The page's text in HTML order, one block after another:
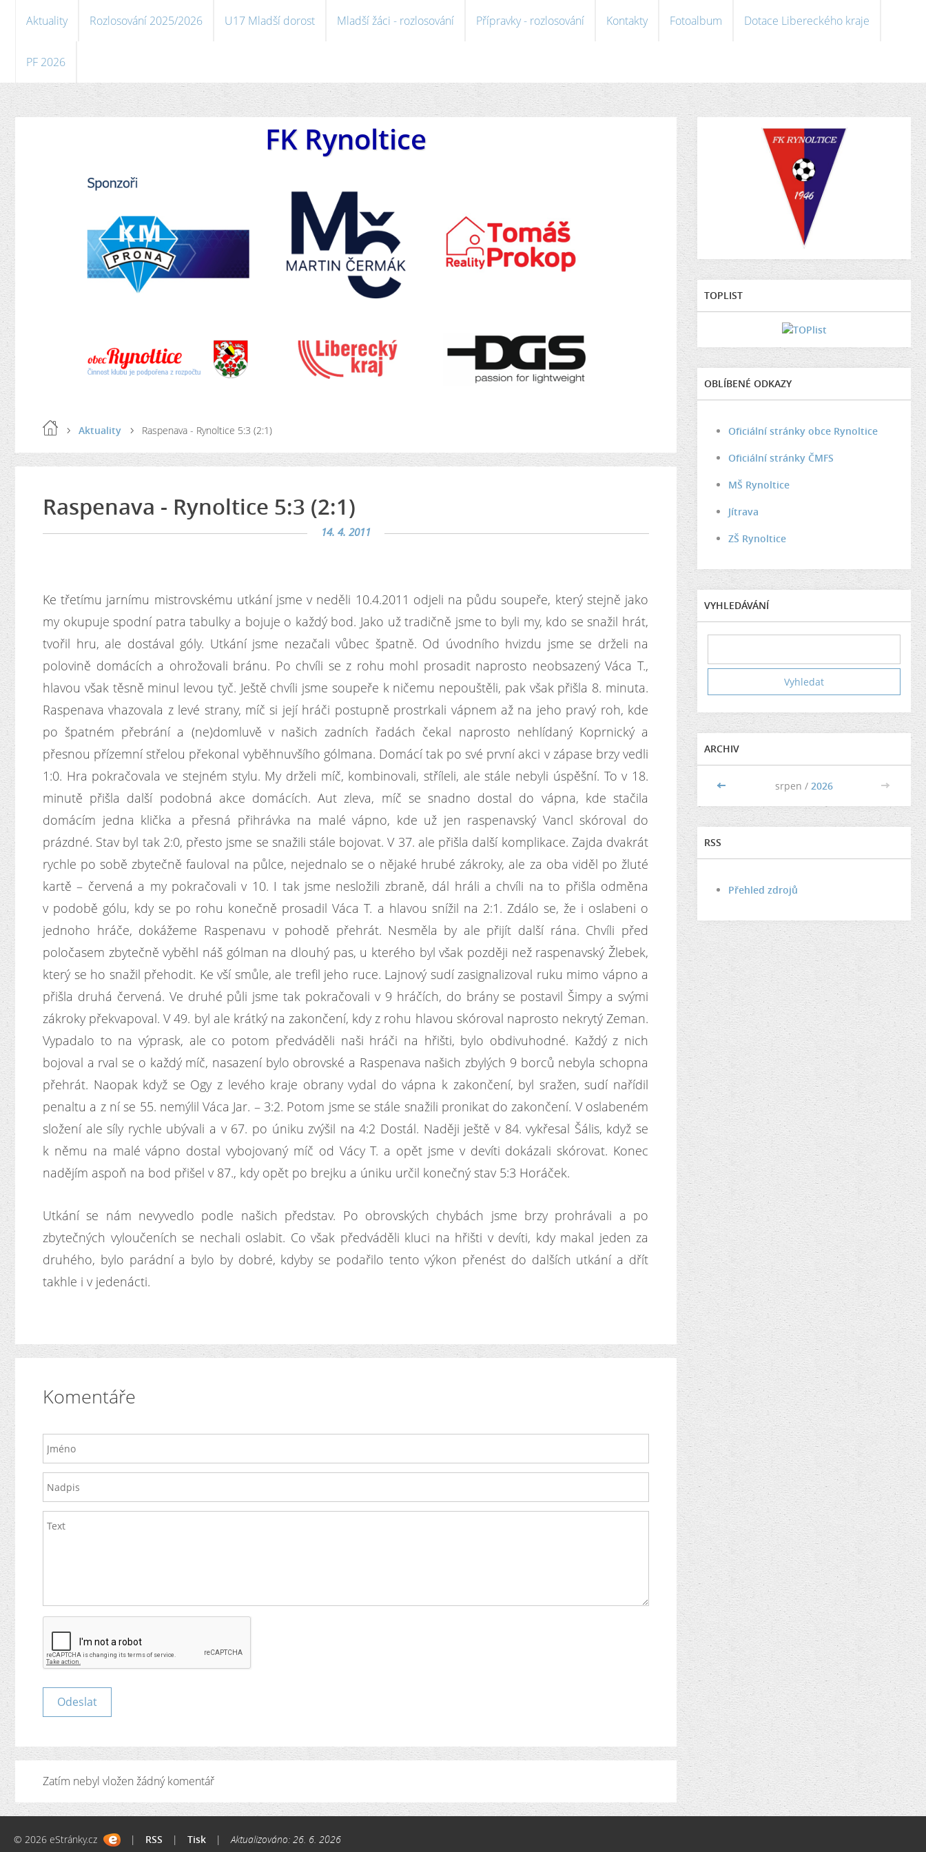
Aktuality Rozlosování 2025/2026 U17 Mladší dorost Mladší žáci - rozlosování Přípravky - rozlosování Kontakty Fotoalbum Dotace Libereckého kraje
PF 2026
FK Rynoltice
Aktuality Raspenava - Rynoltice 5:3 (2:1)
Raspenava - Rynoltice 5:3 (2:1)
14. 4. 2011
Ke třetímu jarnímu mistrovskému utkání jsme v neděli 10.4.2011 odjeli na půdu soupeře, který stejně jako
my okupuje spodní patra tabulky a bojuje o každý bod. Jako už tradičně jsme to byli my, kdo se snažil hrát,
tvořil hru, ale dostával góly. Utkání jsme nezačali vůbec špatně. Od úvodního hvizdu jsme se drželi na
polovině domácích a ohrožovali bránu. Po chvíli se z rohu mohl prosadit naprosto neobsazenýVáca T.,
hlavou však těsně minul levou tyč. Ještě chvíli jsme soupeře k ničemu nepouštěli, pak však přišla 8. minuta.
Raspenava vhazovala z levé strany, míč si její hráči postupně prostrkali vápnem až na jeho pravý roh, kde
po špatném přebrání a (ne)domluvě v našich zadních řadách čekal naprosto nehlídaný Koprnický a
přesnou přízemní střelou překonal vyběhnuvšího gólmana. Domácí tak po své první akci v zápase brzy vedli
1:0. Hra pokračovala ve stejném stylu. My drželi míč, kombinovali, stříleli, ale stále nebyli úspěšní. To v 18.
minutě přišla další podobná akce domácích. Aut zleva, míč se snadno dostal do vápna, kde stačila
domácím jedna klička a přesná přihrávka na malé vápno, kde už jen raspenavský Vancl skóroval do
prázdné. Stav byl tak 2:0, přesto jsme se snažili stále bojovat. V 37. ale přišla další komplikace. Zajda dvakrát
rychle po sobě zbytečně fauloval na půlce, nejednalo se o nějaké hrubé zákroky, ale za oba viděl po žluté
kartě – červená a my pokračovali v 10. I tak jsme nesložili zbraně, dál hráli a chvíli na to přišla odměna
v podobě gólu, kdy se po rohu konečně prosadilVáca T. a hlavou snížil na 2:1. Zdálo se, že i oslabeni o
jednoho hráče, dokážeme Raspenavu v pohodě přehrát. Nesměla by ale přijít další rána. Chvíli před
poločasem zbytečně vyběhl náš gólman na dlouhý pas, u kterého byl však později než raspenavský Žlebek,
který se ho snažil přehodit. Ke vší smůle, ale trefil jeho ruce. Lajnový sudí zasignalizoval ruku mimo vápno a
přišla druhá červená. Ve druhé půli jsme tak pokračovali v 9 hráčích, do brány se postavil Šimpy a svými
zákroky překvapoval. V 49. byl ale krátký na zakončení, kdy z rohu hlavou skóroval naprosto nekrytý Zeman.
Vypadalo to na výprask, ale co potom předváděli naši hráči na hřišti, bylo obdivuhodné. Každý z nich
bojoval a rval se o každý míč, nasazení bylo obrovské a Raspenava našich zbylých 9 borců nebyla schopna
přehrát. Naopak když se Ogy z levého kraje obrany vydal do vápna k zakončení, byl sražen, sudí nařídil
penaltu a z ní se 55. nemýlilVáca Jar. – 3:2. Potom jsme se stále snažili pronikat do zakončení. V oslabeném
složení ale síly rychle ubývali a v 67. po úniku zvýšil na 4:2 Dostál. Naději ještě v 84. vykřesal Šális, když se
k němu na malé vápno dostal vybojovaný míč od Vácy T. a opět jsme v devíti dokázali skórovat. Konec
nadějím aspoň na bod přišel v 87., kdy opět po brejku a úniku určil konečný stav 5:3 Horáček.
Utkání se nám nevyvedlo podle našich představ. Po obrovských chybách jsme brzy prohrávali a po
zbytečných vyloučeních se nechali oslabit. Co však předváděli kluci na hřišti v devíti, kdy makal jeden za
druhého, bylo parádní a bylo by dobré, kdyby se podařilo tento výkon přenést do dalších utkání a dřít
takhle i v jedenácti.
Komentáře
Zatím nebyl vložen žádný komentář
TOPLIST
OBLÍBENÉ ODKAZY
Oficiální stránky obce Rynoltice
Oficiální stránky ČMFS
MŠ Rynoltice
Jítrava
ZŠ Rynoltice
VYHLEDÁVÁNÍ
ARCHIV
<< srpen / 2026 >>
RSS
Přehled zdrojů
© 2026 eStránky.cz | RSS | Tisk | Aktualizováno: 26. 6. 2026